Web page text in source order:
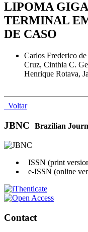
LIPOMA
TERMINAL
DE CASO
Carlos Frederico
Cruz, Cinthia C.
Henrique Rotava,
Voltar
JBNC Brazilian
ISSN (print
e-ISSN (online
Contact